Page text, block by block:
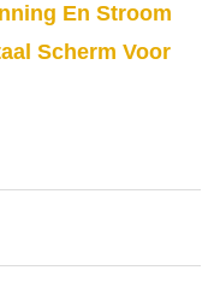
En Stroom
Scherm Voor